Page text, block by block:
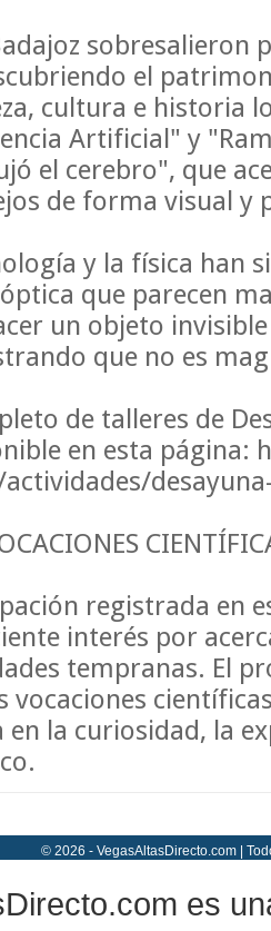
sobresalieron
el
cultura e historia
Artificial" y
el cerebro", que
de forma visual y
y la física han
que parecen
un objeto
que no es
de talleres de
en esta
registrada en
interés por
tempranas. El
vocaciones
en la curiosidad, la
© 2026 - VegasAltasDirecto.com |
es